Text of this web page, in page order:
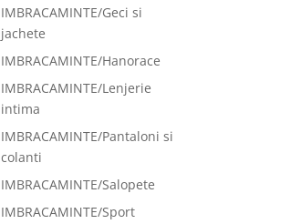
IMBRACAMINTE/Geci si
jachete
IMBRACAMINTE/Hanorace
IMBRACAMINTE/Lenjerie
intima
IMBRACAMINTE/Pantaloni si
colanti
IMBRACAMINTE/Salopete
IMBRACAMINTE/Sport